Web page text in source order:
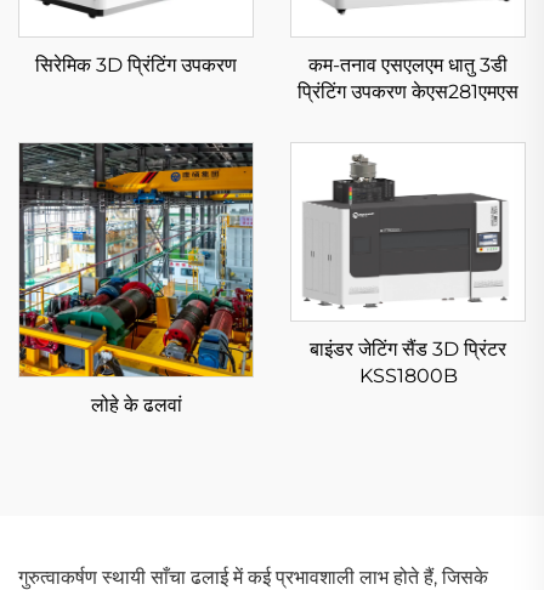
सिरेमिक 3D प्रिंटिंग उपकरण
कम-तनाव एसएलएम धातु 3डी
प्रिंटिंग उपकरण केएस281एमएस
लोहे के ढलवां
बाइंडर जेटिंग सैंड 3D प्रिंटर
KSS1800B
गुरुत्वाकर्षण स्थायी साँचा ढलाई में कई प्रभावशाली लाभ होते हैं, जिसके